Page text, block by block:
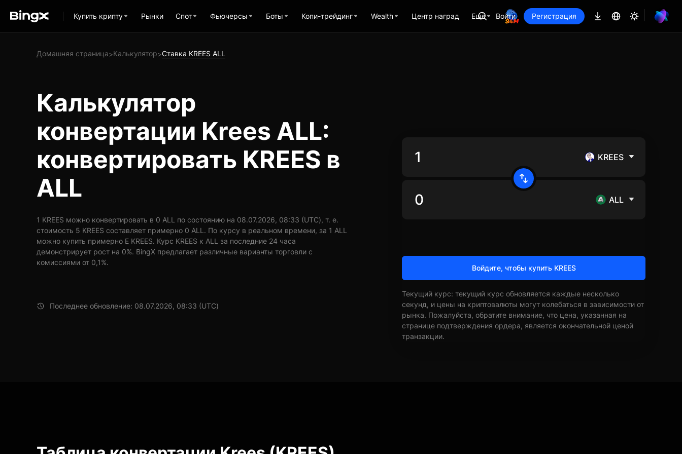
Купить крипту Рынки Спот Фьючерсы Боты Копи-трейдинг Wealth Центр наград Ещё Войти Регистрация
Домашняя страница>Калькулятор>Ставка KREES ALL
Калькулятор
конвертации Krees ALL:
конвертировать KREES в
ALL
1 KREES можно конвертировать в 0 ALL по состоянию на 08.07.2026, 08:33 (UTC), т. е.
стоимость 5 KREES составляет примерно 0 ALL. По курсу в реальном времени, за 1 ALL
можно купить примерно E KREES. Курс KREES к ALL за последние 24 часа
демонстрирует рост на 0%. BingX предлагает различные варианты торговли с
комиссиями от 0,1%.
Последнее обновление: 08.07.2026, 08:33 (UTC)
KREES
ALL
Войдите, чтобы купить KREES
Текущий курс: текущий курс обновляется каждые несколько
секунд, и цены на криптовалюты могут колебаться в зависимости от
рынка. Пожалуйста, обратите внимание, что цена, указанная на
странице подтверждения ордера, является окончательной ценой
транзакции.